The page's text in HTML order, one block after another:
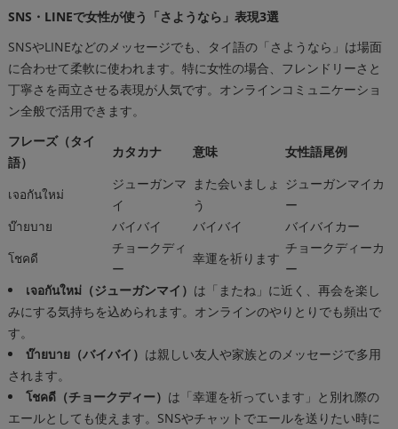
SNS・LINEで女性が使う「さようなら」表現3選
SNSやLINEなどのメッセージでも、タイ語の「さようなら」は場面
に合わせて柔軟に使われます。特に女性の場合、フレンドリーさと
丁寧さを両立させる表現が人気です。オンラインコミュニケーショ
ン全般で活用できます。
フレーズ（タイ
語）
カタカナ 意味 女性語尾例
เจอกันใหม่
ジューガンマ
イ
また会いましょ
う
ジューガンマイカ
ー
บ๊ายบาย
バイバイ バイバイ
バイバイカー
โชคดี
チョークディ
ー
幸運を祈ります
チョークディーカ
ー
เจอกันใหม่（ジューガンマイ） は「またね」に近く、再会を楽し
みにする気持ちを込められます。オンラインのやりとりでも頻出で
す。
บ๊ายบาย（バイバイ） は親しい友人や家族とのメッセージで多用
されます。
โชคดี（チョークディー） は「幸運を祈っています」と別れ際の
エールとしても使えます。SNSやチャットでエールを送りたい時に